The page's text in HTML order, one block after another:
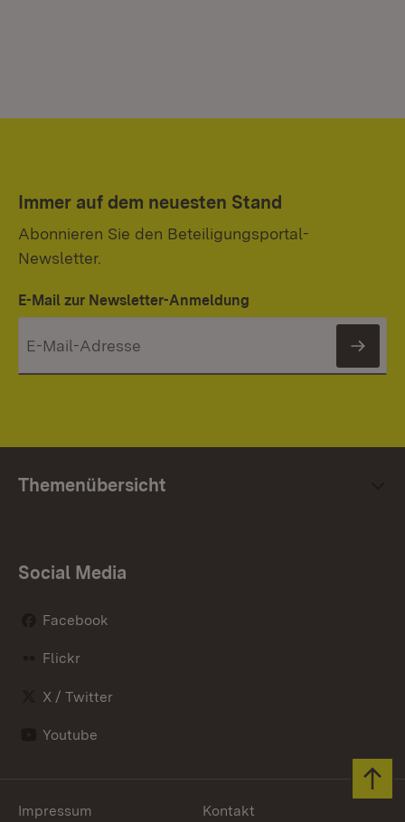
Immer auf dem neuesten Stand
Abonnieren Sie den Beteiligungsportal-
Newsletter.
E-Mail zur Newsletter-Anmeldung
Themenübersicht
Social Media
Facebook
Flickr
X / Twitter
Youtube
Impressum Kontakt